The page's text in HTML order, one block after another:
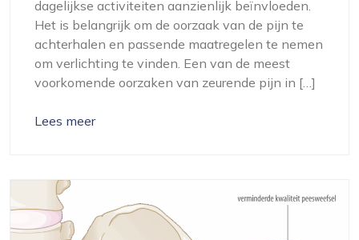
dagelijkse activiteiten aanzienlijk beïnvloeden.
Het is belangrijk om de oorzaak van de pijn te
achterhalen en passende maatregelen te nemen
om verlichting te vinden. Een van de meest
voorkomende oorzaken van zeurende pijn in […]
Lees meer